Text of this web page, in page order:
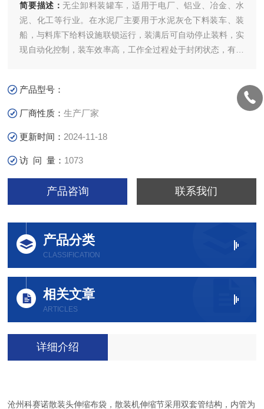
简要描述：无尘卸料装罐车，适用于电厂、铝业、冶金、水
泥、化工等行业。在水泥厂主要用于水泥灰仓下料装车、装
船，与料库下给料设施联锁运行，装满后可自动停止装料，实
现自动化控制，装车效率高，工作全过程处于封闭状态，有效
产品型号：
厂商性质：生产厂家
更新时间： 2024-11-18
访 问 量： 1073
产品咨询 联系我们
产品分类
CLASSIFICATION
相关文章
ARTICLES
详细介绍
沧州科赛诺散装头伸缩布袋，散装机伸缩节采用双套管结构，内管为